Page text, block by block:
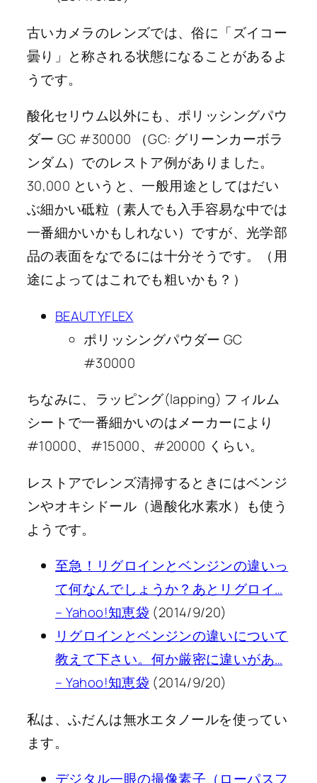
古いカメラのレンズでは、俗に「ズイコー
曇り」と称される状態になることがあるよ
うです。
酸化セリウム以外にも、ポリッシングパウ
ダー GC #30000 （GC: グリーンカーボラ
ンダム）でのレストア例がありました。
30,000 というと、一般用途としてはだい
ぶ細かい砥粒（素人でも入手容易な中では
一番細かいかもしれない）ですが、光学部
品の表面をなでるには十分そうです。（用
途によってはこれでも粗いかも？）
BEAUTYFLEX
ポリッシングパウダー GC
#30000
ちなみに、ラッピング(lapping) フィルム
シートで一番細かいのはメーカーにより
#10000、#15000、#20000 くらい。
レストアでレンズ清掃するときにはベンジ
ンやオキシドール（過酸化水素水）も使う
ようです。
至急！リグロインとベンジンの違いっ
て何なんでしょうか？あとリグロイ…
– Yahoo!知恵袋 (2014/9/20)
リグロインとベンジンの違いについて
教えて下さい。何か厳密に違いがあ…
– Yahoo!知恵袋 (2014/9/20)
私は、ふだんは無水エタノールを使ってい
ます。
デジタル一眼の撮像素子（ローパスフ